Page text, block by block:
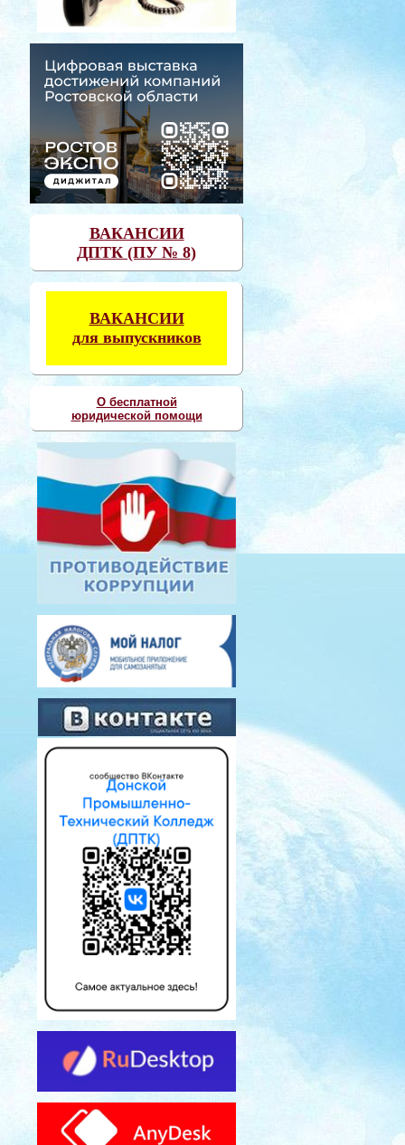
ВАКАНСИИ
ДПТК (ПУ № 8)
ВАКАНСИИ
для выпускников
О бесплатной
юридической помощи